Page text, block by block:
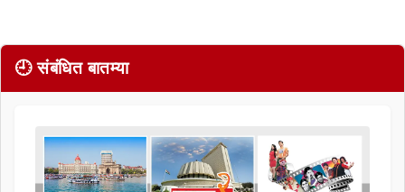
🕘 संबंधित बातम्या